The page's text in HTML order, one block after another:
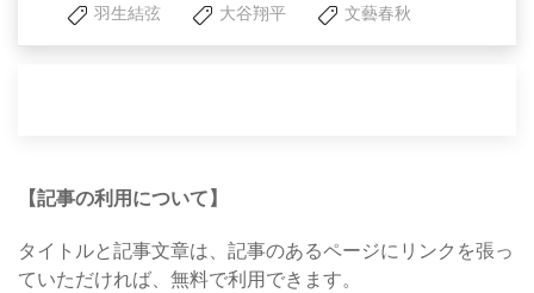
羽生結弦 大谷翔平 文藝春秋
【記事の利用について】
タイトルと記事文章は、記事のあるページにリンクを張っ
ていただければ、無料で利用できます。